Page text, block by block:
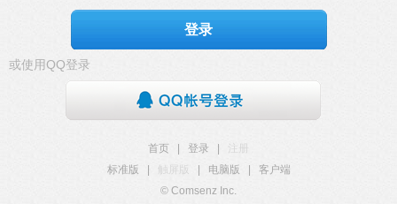
登录
或使用QQ登录
首页 登录
注册
标准版
触屏版 电脑版
客户端
© Comsenz Inc.